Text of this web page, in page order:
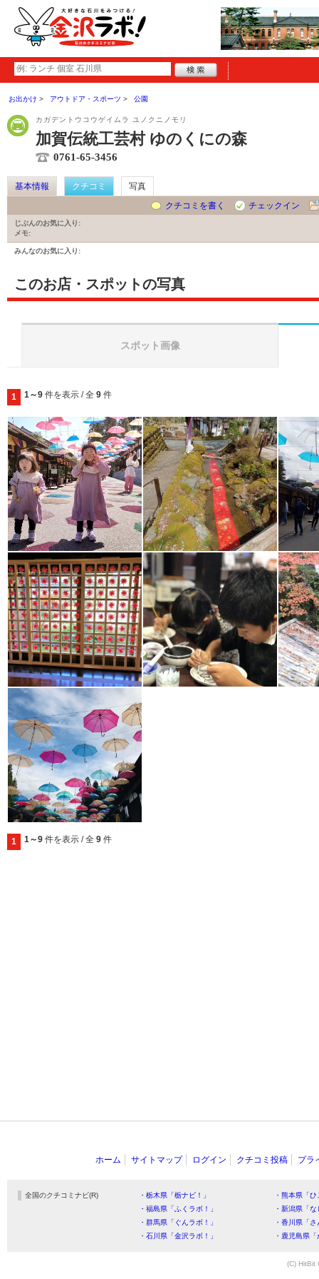
お出かけ アウトドア・スポーツ 公園
カガデントウコウゲイムラ ユノクニノモリ
加賀伝統工芸村 ゆのくにの森
0761-65-3456
基本情報 クチコミ
写真
クチコミを書く
チェックイン
じぶんのお気に入り:
メモ:
みんなのお気に入り:
このお店・スポットの写真
スポット画像
1 1～9 件を表示 / 全 9 件
1 1～9 件を表示 / 全 9 件
ホーム サイトマップ ログイン クチコミ投稿 プラ
全国のクチコミナビ(R) ・栃木県「栃ナビ！」
・熊本県「
・福島県「ふくラボ！」
・新潟県「
・群馬県「ぐんラボ！」
・香川県「
・石川県「金沢ラボ！」
・鹿児島県
(C) HitBit